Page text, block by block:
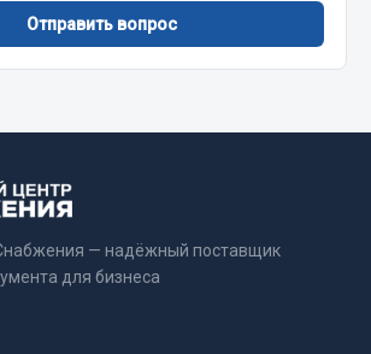
Показать ещё
Отправить вопрос
— надёжный поставщик
для бизнеса